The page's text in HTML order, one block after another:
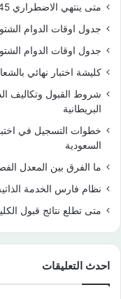
متى ينتهي الاضطراري 1445 للمعلمين في السعودية
جدول اوقات الدوام الشتوي
جدول اوقات الدوام الشتوي
كليشة اختبار نهائي
شروط القبول وتكاليف
البريطانية
خطوات التسجيل في
السعودية
ما الفرق بين المعدل
نظام فارس الخدمة
متى تطلع نتائج قبول الكلية
احدث التعليقات